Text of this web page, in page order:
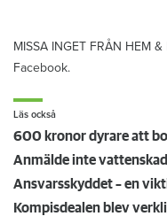
MISSA INGET FRÅN HEM &
Facebook.
Läs också
600 kronor dyrare att
Ansvarsskyddet – en